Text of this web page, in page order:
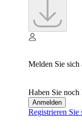
Melden Sie sich
Haben Sie
Anmelden
Registrieren Sie